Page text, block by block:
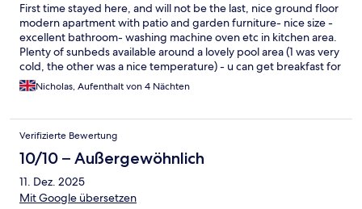
First time stayed here, and will not be the last, nice ground floor
modern apartment with patio and garden furniture- nice size -
excellent bathroom- washing machine oven etc in kitchen area.
Plenty of sunbeds available around a lovely pool area (1 was very
cold, the other was a nice temperature) - u can get breakfast for
€15 per person ( we didn’t) the restaurant does excellent
lunches - huge portions! Good quality- all around very nice
Nicholas, Aufenthalt von 4 Nächten
Verifizierte Bewertung
10/10 – Außergewöhnlich
11. Dez. 2025
Mit Google übersetzen